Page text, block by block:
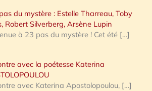
du mystère : Estelle Tharreau, Toby
Robert Silverberg, Arsène Lupin
à 23 pas du mystère ! Cet été […]
avec la poétesse Katerina
avec Katerina Apostolopoulou, […]